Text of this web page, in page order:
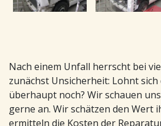
Nach einem Unfall herrscht bei
zunächst Unsicherheit: Lohnt
überhaupt noch? Wir schauen
gerne an. Wir schätzen den Wert
ermitteln die Kosten der